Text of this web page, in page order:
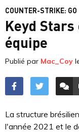
COUNTER-STRIKE: GO
Keyd
équipe
Publié par Mac_Coy
La structure
l'année 2021 et le